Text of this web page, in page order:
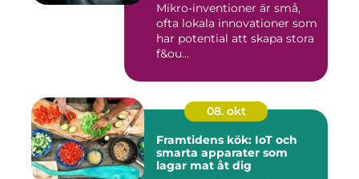
Mikro-inventioner är små,
ofta lokala innovationer som
har potential att skapa stora
f&ou...
08. okt
Framtidens kök: IoT och
smarta apparater som
lagar mat åt dig